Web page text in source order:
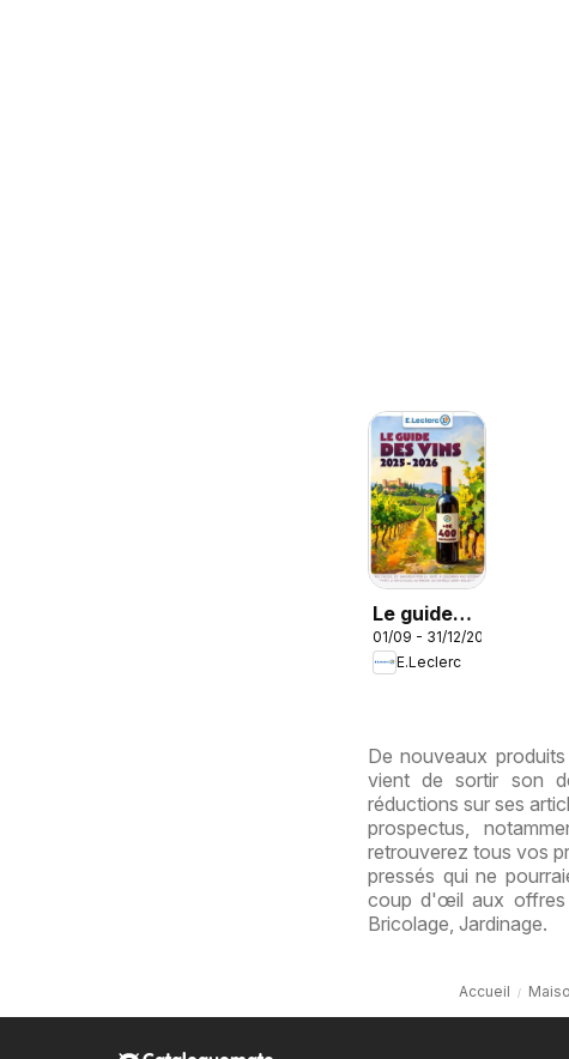
Le guide
des vins
01/09 - 31/12/2026
E.Leclerc
De nouveaux
vient de sortir son
réductions sur ses
prospectus,
retrouverez tous vos
pressés qui ne
coup d'œil aux offres
Bricolage, Jardinage.
Accueil